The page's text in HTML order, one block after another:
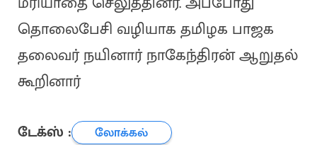
தொலைபேசி வழியாக தமிழக பாஜக
தலைவர் நயினார் நாகேந்திரன் ஆறுதல்
கூறினார்
டேக்ஸ் :
லோக்கல்